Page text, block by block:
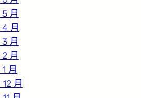
月
月
月
月
月
月